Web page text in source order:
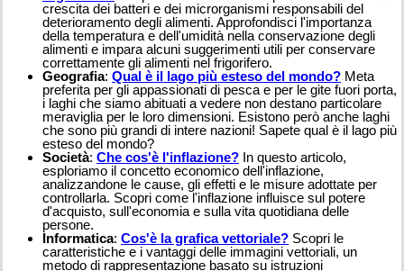
crescita dei batteri e dei microrganismi responsabili del
deterioramento degli alimenti. Approfondisci l'importanza
della temperatura e dell'umidità nella conservazione degli
alimenti e impara alcuni suggerimenti utili per conservare
correttamente gli alimenti nel frigorifero.
Geografia: Qual è il lago più esteso del mondo? Meta
preferita per gli appassionati di pesca e per le gite fuori porta,
i laghi che siamo abituati a vedere non destano particolare
meraviglia per le loro dimensioni. Esistono però anche laghi
che sono più grandi di intere nazioni! Sapete qual è il lago più
esteso del mondo?
Società: Che cos'è l'inflazione? In questo articolo,
esploriamo il concetto economico dell'inflazione,
analizzandone le cause, gli effetti e le misure adottate per
controllarla. Scopri come l'inflazione influisce sul potere
d'acquisto, sull'economia e sulla vita quotidiana delle
persone.
Informatica: Cos'è la grafica vettoriale? Scopri le
caratteristiche e i vantaggi delle immagini vettoriali, un
metodo di rappresentazione basato su istruzioni